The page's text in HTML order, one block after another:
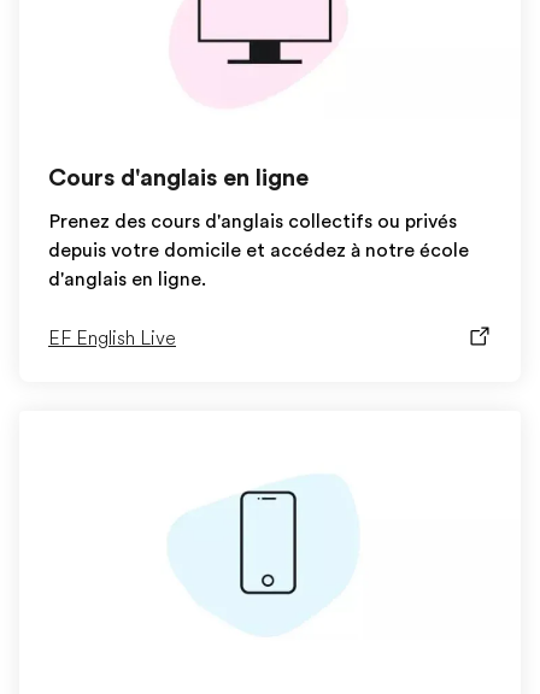
Cours d'anglais en ligne
Prenez des cours d'anglais collectifs ou privés
depuis votre domicile et accédez à notre école
d'anglais en ligne.
EF English Live